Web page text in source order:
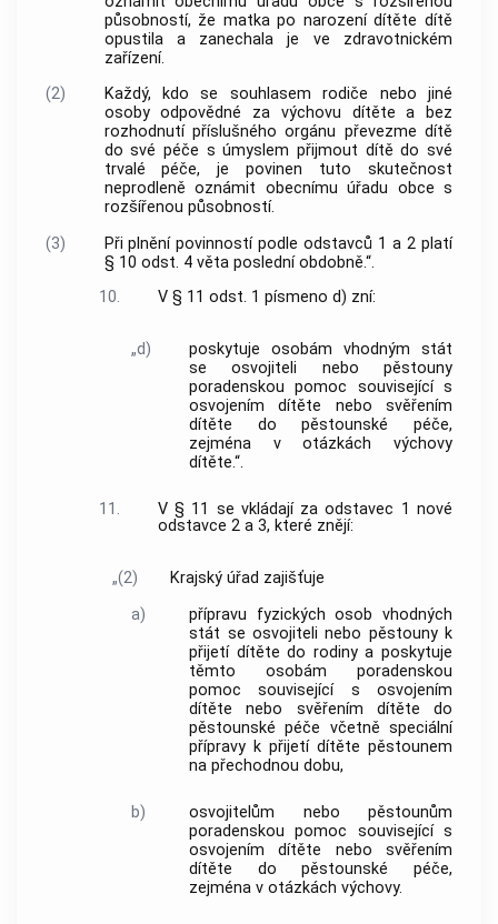
působností, že matka po narození dítěte dítě
opustila a zanechala je ve zdravotnickém
zařízení.
(2)
Každý, kdo se souhlasem rodiče nebo jiné
osoby odpovědné za výchovu dítěte a bez
rozhodnutí příslušného orgánu převezme dítě
do své péče s úmyslem přijmout dítě do své
trvalé péče, je povinen tuto skutečnost
neprodleně oznámit obecnímu úřadu obce s
rozšířenou působností.
(3)
Při plnění povinností podle odstavců 1 a 2 platí
§ 10 odst. 4 věta poslední obdobně.“.
10.
V § 11 odst. 1 písmeno d) zní:
„d)
poskytuje osobám vhodným stát
se osvojiteli nebo pěstouny
poradenskou pomoc související s
osvojením dítěte nebo svěřením
dítěte do pěstounské péče,
zejména v otázkách výchovy
dítěte.“.
11.
V § 11 se vkládají za odstavec 1 nové
odstavce 2 a 3, které znějí:
„(2)
Krajský úřad zajišťuje
a)
přípravu fyzických osob vhodných
stát se osvojiteli nebo pěstouny k
přijetí dítěte do rodiny a poskytuje
těmto osobám poradenskou
pomoc související s osvojením
dítěte nebo svěřením dítěte do
pěstounské péče včetně speciální
přípravy k přijetí dítěte pěstounem
na přechodnou dobu,
b)
osvojitelům nebo pěstounům
poradenskou pomoc související s
osvojením dítěte nebo svěřením
dítěte do pěstounské péče,
zejména v otázkách výchovy.